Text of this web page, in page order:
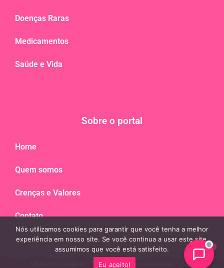
Doenças Raras
Medicamentos
Saúde e Vida
Sobre o portal
Home
Quem somos
Crenças e Valores
Contato
Momento Saúde © – Todos os direitos reservados – 2023
Nós utilizamos cookies para garantir que você tenha a melhor
experiência em nosso site. Se você continua a usar este site,
assumimos que você está satisfeito.
Eu aceito!